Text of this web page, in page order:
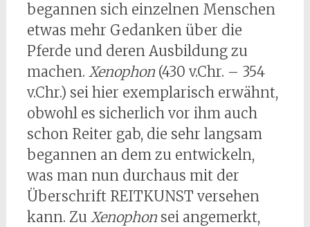
begannen sich einzelnen Menschen
etwas mehr Gedanken über die
Pferde und deren Ausbildung zu
machen. Xenophon(430 v.Chr. – 354
v.Chr.) sei hier exemplarisch erwähnt,
obwohl es sicherlich vor ihm auch
schon Reiter gab, die sehr langsam
begannen an dem zu entwickeln,
was man nun durchaus mit der
Überschrift REITKUNST versehen
kann. Zu Xenophonsei angemerkt,